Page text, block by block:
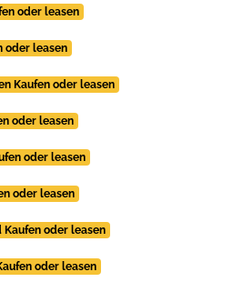
oder leasen
oder leasen
Kaufen oder leasen
oder leasen
oder leasen
oder leasen
Kaufen oder leasen
oder leasen